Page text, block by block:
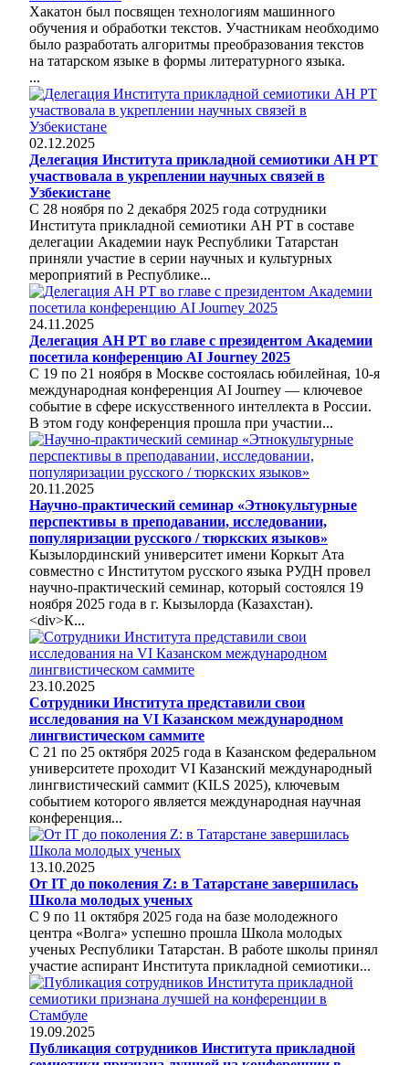
Хакатон был посвящен технологиям машинного
обучения и обработки текстов. Участникам необходимо
было разработать алгоритмы преобразования текстов
на татарском языке в формы литературного языка.
...
02.12.2025
Делегация Института прикладной семиотики АН РТ
участвовала в укреплении научных связей в
Узбекистане
С 28 ноября по 2 декабря 2025 года сотрудники
Института прикладной семиотики АН РТ в составе
делегации Академии наук Республики Татарстан
приняли участие в серии научных и культурных
мероприятий в Республике...
24.11.2025
Делегация АН РТ во главе с президентом Академии
посетила конференцию AI Journey 2025
С 19 по 21 ноября в Москве состоялась юбилейная, 10-я
международная конференция AI Journey — ключевое
событие в сфере искусственного интеллекта в России.
В этом году конференция прошла при участии...
20.11.2025
Научно-практический семинар «Этнокультурные
перспективы в преподавании, исследовании,
популяризации русского / тюркских языков»
Кызылординский университет имени Коркыт Ата
совместно с Институтом русского языка РУДН провел
научно-практический семинар, который состоялся 19
ноября 2025 года в г. Кызылорда (Казахстан).
<div>К...
23.10.2025
Сотрудники Института представили свои
исследования на VI Казанском международном
лингвистическом саммите
С 21 по 25 октября 2025 года в Казанском федеральном
университете проходит VI Казанский международный
лингвистический саммит (KILS 2025), ключевым
событием которого является международная научная
конференция...
13.10.2025
От IT до поколения Z: в Татарстане завершилась
Школа молодых ученых
С 9 по 11 октября 2025 года на базе молодежного
центра «Волга» успешно прошла Школа молодых
ученых Республики Татарстан. В работе школы принял
участие аспирант Института прикладной семиотики...
19.09.2025
Публикация сотрудников Института прикладной